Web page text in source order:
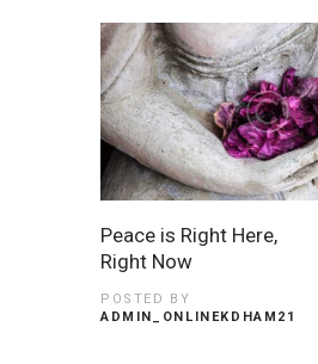
Peace is Right Here,
Right Now
POSTED BY
ADMIN_ONLINEKDHAM21